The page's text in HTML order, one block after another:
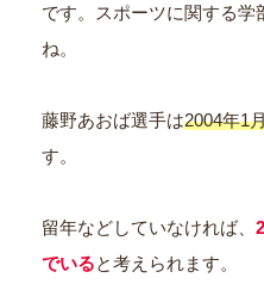
です。スポーツに関する学
ね。
藤野あおば選手は2004年1
す。
留年などしていなければ、
でいると考えられます。